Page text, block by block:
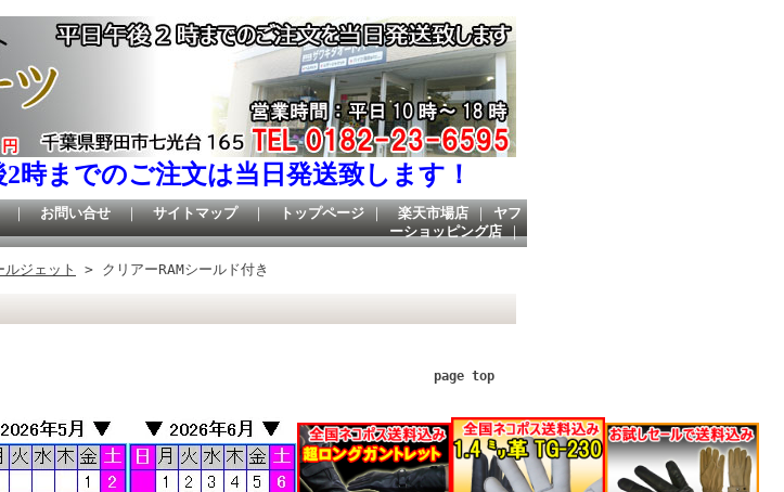
時までのご注文は当日発送致します！
｜ お問い合せ ｜ サイトマップ ｜ トップページ ｜ 楽天市場店 ｜ ヤフ
ーショッピング店 ｜
ルジェット > クリアーRAMシールド付き
page top